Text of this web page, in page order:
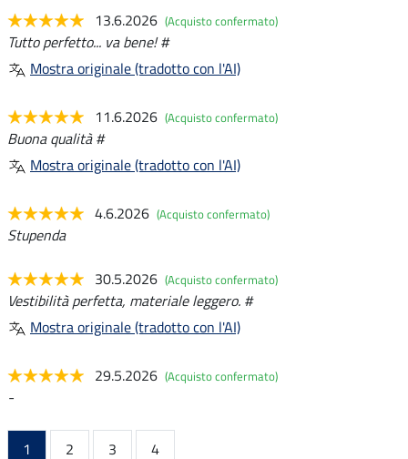
13.6.2026 (Acquisto confermato)
Tutto perfetto... va bene! #
Mostra originale (tradotto con l'AI)
11.6.2026 (Acquisto confermato)
Buona qualità #
Mostra originale (tradotto con l'AI)
4.6.2026 (Acquisto confermato)
Stupenda
30.5.2026 (Acquisto confermato)
Vestibilità perfetta, materiale leggero. #
Mostra originale (tradotto con l'AI)
29.5.2026 (Acquisto confermato)
-
1 2 3
4